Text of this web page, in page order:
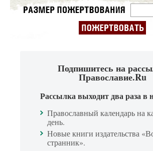
Подпишитесь на
Православие.Ru
Рассылка выходит два раза в
Православный календарь на
день.
Новые книги издательства
странник».